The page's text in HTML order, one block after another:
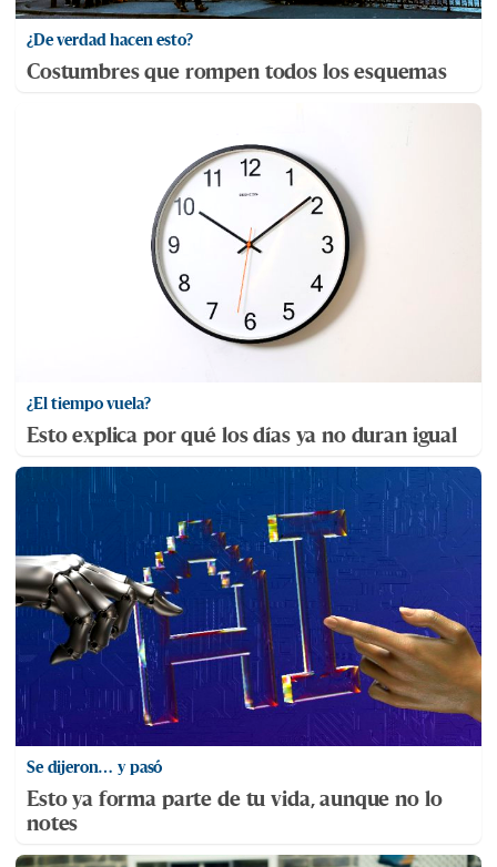
¿De verdad hacen esto?
Costumbres que rompen todos los esquemas
¿El tiempo vuela?
Esto explica por qué los días ya no duran igual
Se dijeron… y pasó
Esto ya forma parte de tu vida, aunque no lo
notes